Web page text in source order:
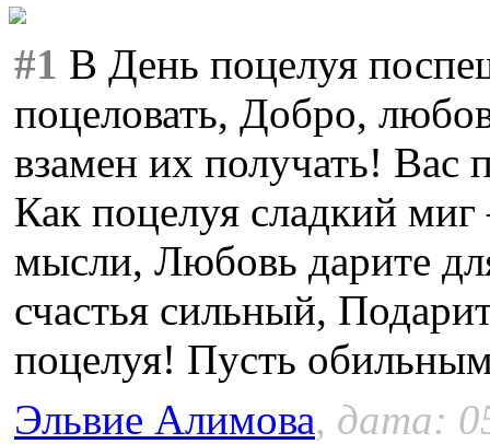
#1 В День поцелуя
поцеловать, Добро,
взамен их получать! Вас
Как поцелуя сладкий
мысли, Любовь дарите
счастья сильный,
поцелуя! Пусть
Эльвие Алимова, дата: